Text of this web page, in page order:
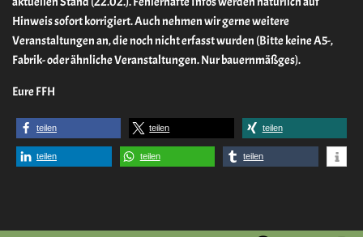
Hinweis sofort korrigiert. Auch nehmen wir gerne weitere
Veranstaltungen an, die noch nicht erfasst wurden (Bitte keine A5-,
Fabrik- oder ähnliche Veranstaltungen. Nur bauernmäßges).
Eure FFH
teilen teilen teilen
teilen teilen teilen